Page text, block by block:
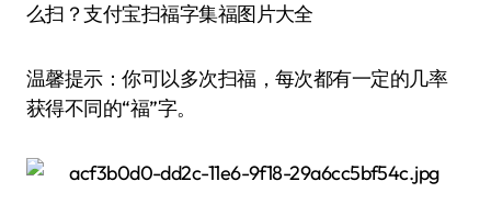
么扫？支付宝扫福字集福图片大全
温馨提示：你可以多次扫福，每次都有一定的几率
获得不同的“福”字。